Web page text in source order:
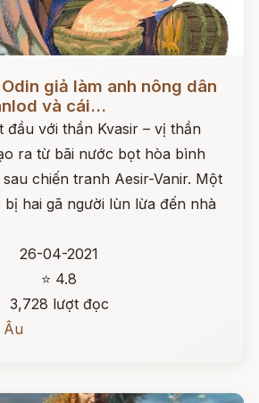
giả làm anh nông dân
và cái...
đầu với thần Kvasir – vị thần
ra từ bãi nước bọt hòa bình
chiến tranh Aesir-Vanir. Một
bị hai gã người lùn lừa đến nhà
26-04-2021
⭐ 4.8
3,728 lượt đọc
Âu